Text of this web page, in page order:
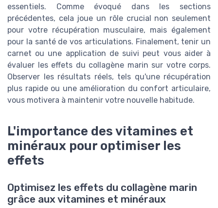
essentiels. Comme évoqué dans les sections
précédentes, cela joue un rôle crucial non seulement
pour votre récupération musculaire, mais également
pour la santé de vos articulations. Finalement, tenir un
carnet ou une application de suivi peut vous aider à
évaluer les effets du collagène marin sur votre corps.
Observer les résultats réels, tels qu'une récupération
plus rapide ou une amélioration du confort articulaire,
vous motivera à maintenir votre nouvelle habitude.
L'importance des vitamines et
minéraux pour optimiser les
effets
Optimisez les effets du collagène marin
grâce aux vitamines et minéraux